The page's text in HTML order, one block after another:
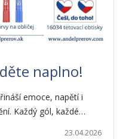
naplno!
emoce, napětí i
Každý gól, každé…
23.04.2026